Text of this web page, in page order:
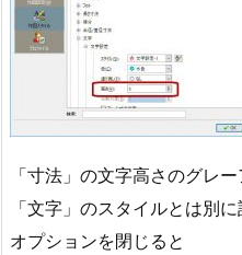
「寸法」の文字高さのグレ
「文字」のスタイルとは別
オプションを閉じると